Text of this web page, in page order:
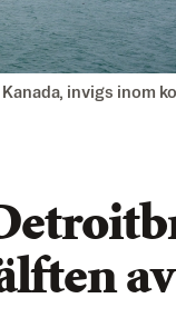
invigs inom
av